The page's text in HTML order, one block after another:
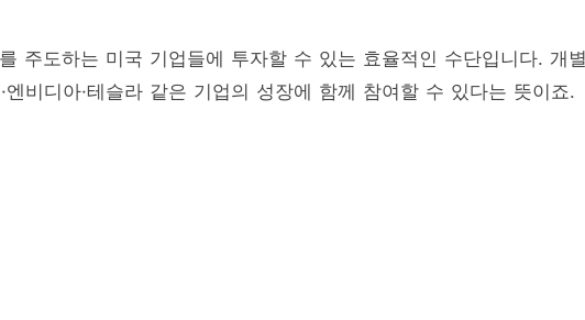
주도하는 미국 기업들에 투자할 수 있는 효율적인 수단입니다. 개
비디아·테슬라 같은 기업의 성장에 함께 참여할 수 있다는 뜻이죠.